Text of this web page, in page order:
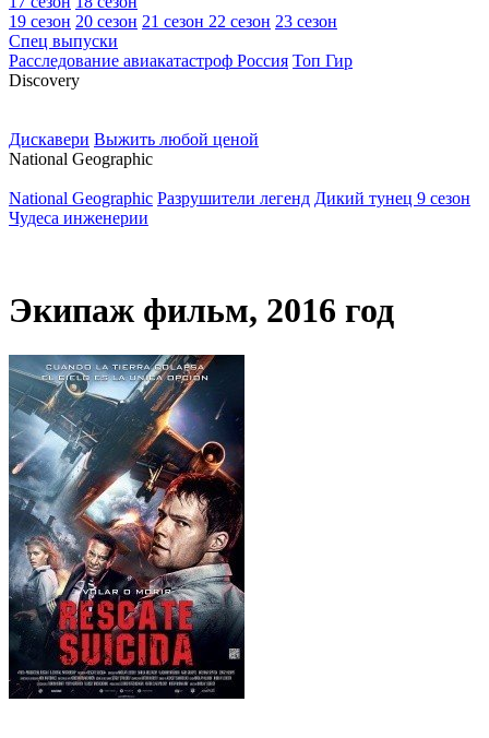
19 сезон 20 сезон 21 сезон 22 сезон 23 сезон
Спец выпуски
Расследование авиакатастроф Россия Топ Гир
Discovery
Дискавери Выжить любой ценой
National Geographic
National Geographic Разрушители легенд Дикий тунец 9 сезон
Чудеса инженерии
Экипаж фильм, 2016 год